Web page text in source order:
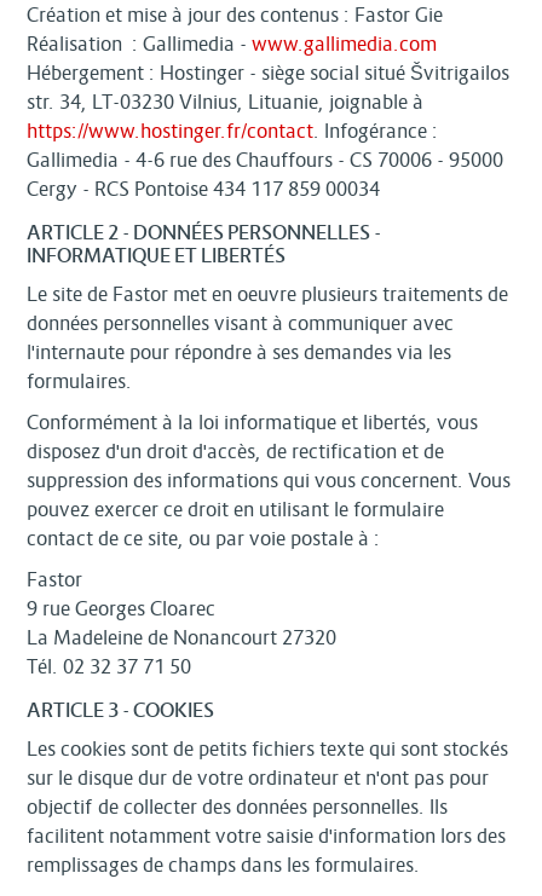
Création et mise à jour des contenus : Fastor Gie
Réalisation : Gallimedia -www.gallimedia.com
Hébergement : Hostinger - siège social situé Švitrigailos
str. 34, LT-03230 Vilnius, Lituanie, joignable à
https://www.hostinger.fr/contact. Infogérance :
Gallimedia - 4-6 rue des Chauffours - CS 70006 - 95000
Cergy - RCS Pontoise 434 117 859 00034
ARTICLE 2 - DONNÉES PERSONNELLES -
INFORMATIQUE ET LIBERTÉS
Le site de Fastor met en oeuvre plusieurs traitements de
données personnelles visant à communiquer avec
l'internaute pour répondre à ses demandes via les
formulaires.
Conformément à la loi informatique et libertés, vous
disposez d'un droit d'accès, de rectification et de
suppression des informations qui vous concernent. Vous
pouvez exercer ce droit en utilisant le formulaire
contact de ce site, ou par voie postale à :
Fastor
9 rue Georges Cloarec
La Madeleine de Nonancourt 27320
Tél. 02 32 37 71 50
ARTICLE 3 - COOKIES
Les cookies sont de petits fichiers texte qui sont stockés
sur le disque dur de votre ordinateur et n'ont pas pour
objectif de collecter des données personnelles. Ils
facilitent notamment votre saisie d'information lors des
remplissages de champs dans les formulaires.